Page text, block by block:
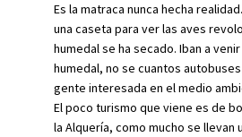
Es la matraca nunca hecha
una caseta para ver las aves
humedal se ha secado. Iban a
humedal, no se cuantos
gente interesada en el medio
El poco turismo que viene es de
la Alquería, como mucho se llevan